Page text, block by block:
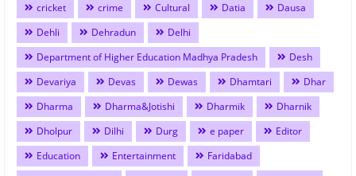
cricket
crime Cultural Datia
Dausa
Dehli
Dehradun
Delhi
Department of Higher Education Madhya Pradesh
Desh
Devariya
Devas Dewas Dhamtari
Dhar
Dharma
Dharma&Jotishi Dharmik
Dharnik
Dholpur
Dilhi Durg e paper
Editor
Education
Entertainment
Faridabad